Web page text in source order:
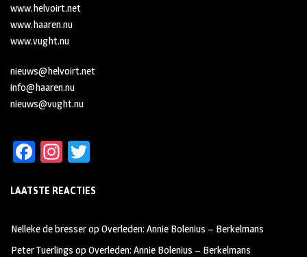
www.helvoirt.net
www.haaren.nu
www.vught.nu
nieuws@helvoirt.net
info@haaren.nu
nieuws@vught.nu
Fa
b
oo
k
In
ag
m
tt
LAATSTE REACTIES
Nelleke de bresseropOverleden: Annie Bolenius – Berkelmans
Peter Tuerlings opOverleden: Annie Bolenius – Berkelmans